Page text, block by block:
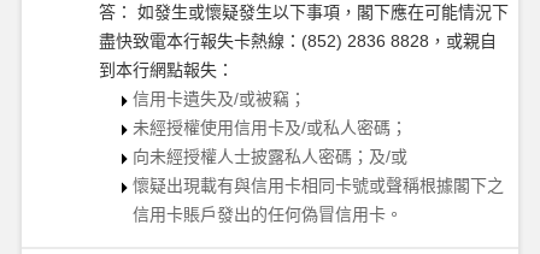
答： 如發生或懷疑發生以下事項，閣下應在可能情況下
盡快致電本行報失卡熱線：(852) 2836 8828，或親自
到本行網點報失：
信用卡遺失及/或被竊；
未經授權使用信用卡及/或私人密碼；
向未經授權人士披露私人密碼；及/或
懷疑出現載有與信用卡相同卡號或聲稱根據閣下之
信用卡賬戶發出的任何偽冒信用卡。